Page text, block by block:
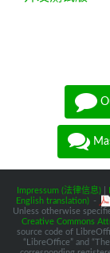
Impressum (法律信息)|
English translation) -
Unless otherwise
Creative Commons
source code of
“LibreOffice” and